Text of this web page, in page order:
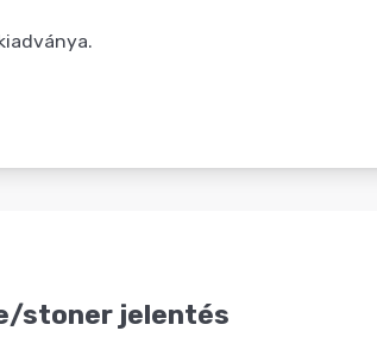
stoner jelentés